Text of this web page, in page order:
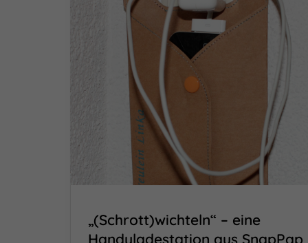
„(Schrott)wichteln“ – eine
Handyladestation aus SnapPap